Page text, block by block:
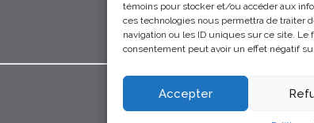
témoins pour stocker et/ou accéder aux
ces technologies nous permettra de traiter
navigation ou les ID uniques sur ce site. Le
consentement peut avoir un effet négatif
Accepter